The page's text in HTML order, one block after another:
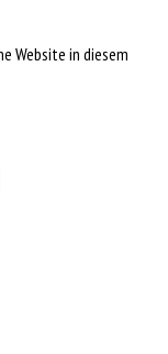
Website in diesem